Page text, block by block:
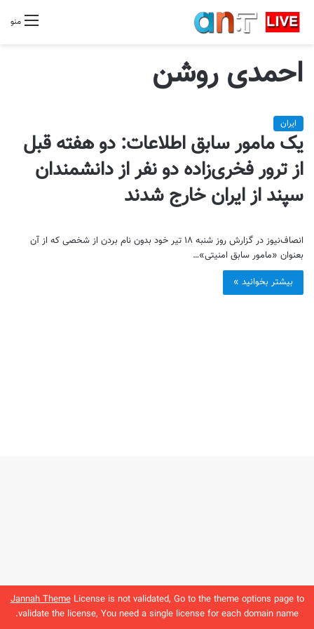
Jannah ThemeLicense is not validated, Go to the theme options page to
validate the license, You need a single license for each domain name.
منو
احمدی روشن
ایران
یک مامور سابق اطلاعات: دو هفته قبل
از ترور فخری‌زاده دو نفر از دانشمندان
سپند از ایران خارج شدند
انصاف‌نیوز در گزارش روز شنبه ۱۸ تیر خود بدون نام بردن از شخصی که از آن
بعنوان «مامور سابق امنیتی»…
بیشتر بخوانید »